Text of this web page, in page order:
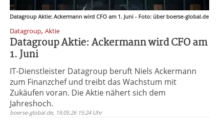
Datagroup Aktie: Ackermann wird CFO am 1. Juni - Foto: über boerse-global.de
Datagroup, Aktie
Datagroup Aktie: Ackermann wird CFO am
1. Juni
IT-Dienstleister Datagroup beruft Niels Ackermann
zum Finanzchef und treibt das Wachstum mit
Zukäufen voran. Die Aktie nähert sich dem
Jahreshoch.
boerse-global.de, 19.05.26 15:24 Uhr